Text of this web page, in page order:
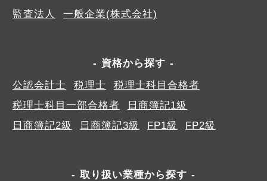
監査法人
一般企業(株式会社)
資格から探す
公認会計士
税理士
税理士科目合格者
税理士科目一部合格者
日商簿記1級
日商簿記2級
日商簿記3級 FP1級 FP2級
取り扱い業種から探す